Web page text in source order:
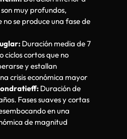
muy profundos,
se produce una fase de
Duración media de 7
ciclos cortos que no
y estallan
crisis económica mayor
Duración de
Fases suaves y cortas
en una
de magnitud